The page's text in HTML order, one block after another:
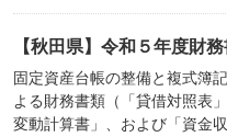
【秋田県】令和５年度財
固定資産台帳の整備と複式簿
よる財務書類（「貸借対照表
変動計算書」、および「資金